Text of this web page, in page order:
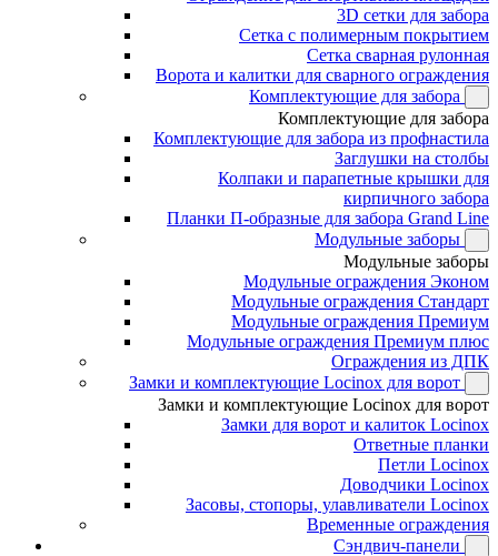
3D сетки для забора
Сетка с полимерным покрытием
Сетка сварная рулонная
Ворота и калитки для сварного ограждения
Комплектующие для забора
Комплектующие для забора
Комплектующие для забора из профнастила
Заглушки на столбы
Колпаки и парапетные крышки для
кирпичного забора
Планки П-образные для забора Grand Line
Модульные заборы
Модульные заборы
Модульные ограждения Эконом
Модульные ограждения Стандарт
Модульные ограждения Премиум
Модульные ограждения Премиум плюс
Ограждения из ДПК
Замки и комплектующие Locinox для ворот
Замки и комплектующие Locinox для ворот
Замки для ворот и калиток Locinox
Ответные планки
Петли Locinox
Доводчики Locinox
Засовы, стопоры, улавливатели Locinox
Временные ограждения
Сэндвич-панели